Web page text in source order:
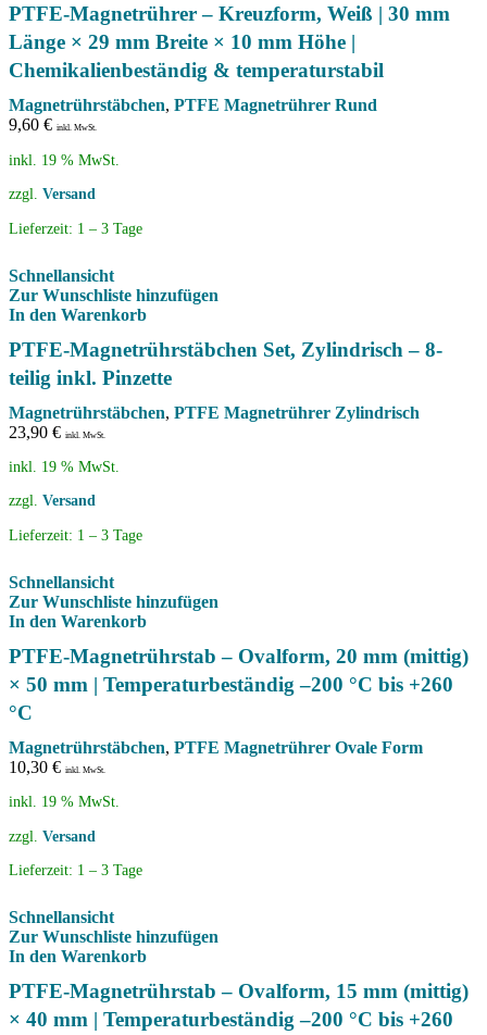
PTFE-Magnetrührer – Kreuzform, Weiß | 30 mm
Länge × 29 mm Breite × 10 mm Höhe |
Chemikalienbeständig & temperaturstabil
Magnetrührstäbchen, PTFE Magnetrührer Rund
9,60 € inkl. MwSt.
inkl. 19 % MwSt.
zzgl. Versand
Lieferzeit: 1 – 3 Tage
Schnellansicht
Zur Wunschliste hinzufügen
In den Warenkorb
PTFE-Magnetrührstäbchen Set, Zylindrisch – 8-
teilig inkl. Pinzette
Magnetrührstäbchen, PTFE Magnetrührer Zylindrisch
23,90 € inkl. MwSt.
inkl. 19 % MwSt.
zzgl. Versand
Lieferzeit: 1 – 3 Tage
Schnellansicht
Zur Wunschliste hinzufügen
In den Warenkorb
PTFE-Magnetrührstab – Ovalform, 20 mm (mittig)
× 50 mm | Temperaturbeständig –200 °C bis +260
°C
Magnetrührstäbchen, PTFE Magnetrührer Ovale Form
10,30 € inkl. MwSt.
inkl. 19 % MwSt.
zzgl. Versand
Lieferzeit: 1 – 3 Tage
Schnellansicht
Zur Wunschliste hinzufügen
In den Warenkorb
PTFE-Magnetrührstab – Ovalform, 15 mm (mittig)
× 40 mm | Temperaturbeständig –200 °C bis +260